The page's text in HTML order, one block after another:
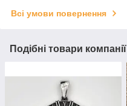
Всі умови повернення
Подібні товари компанії